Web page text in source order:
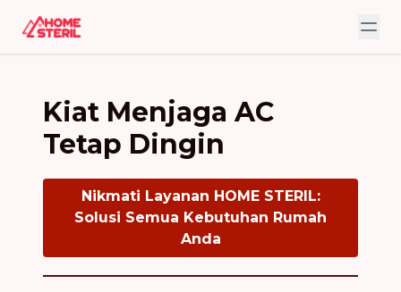
Kiat Menjaga AC
Tetap Dingin
Nikmati Layanan HOME STERIL:
Solusi Semua Kebutuhan Rumah
Anda